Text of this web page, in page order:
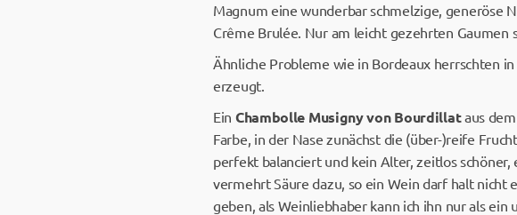
Magnum eine wunderbar schmelzige, generöse
Crême Brulée. Nur am leicht gezehrten Gaumen
Ähnliche Probleme wie in Bordeaux herrschten
erzeugt.
Ein Chambolle Musigny von Bourdillataus
Farbe, in der Nase zunächst die (über-)reife
perfekt balanciert und kein Alter, zeitlos
vermehrt Säure dazu, so ein Wein darf halt
geben, als Weinliebhaber kann ich ihn nur als